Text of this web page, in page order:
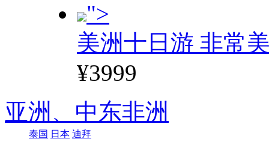
">
美洲十日游 非常
¥3999
亚洲、 中东非洲
泰国 日本 迪拜